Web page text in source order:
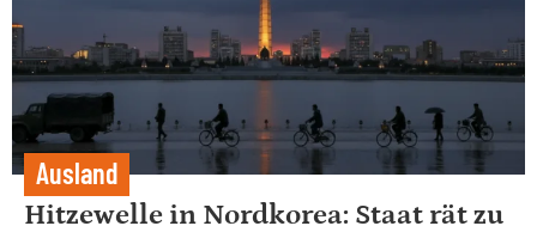
Ausland
Hitzewelle in Nordkorea: Staat rät zu